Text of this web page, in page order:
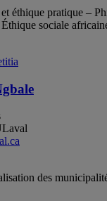
éthique pratique –
sociale
des